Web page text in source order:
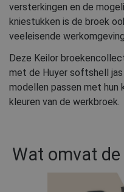
versterkingen en de
kniestukken is de broek
veeleisende
Deze Keilor
met de Huyer softshell jas
modellen passen met
kleuren van de werkbroek.
Wat omvat de